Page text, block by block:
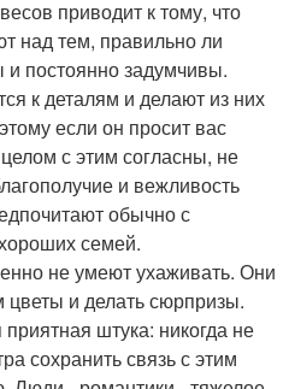
приводит к тому, что
над тем, правильно ли
постоянно задумчивы.
к деталям и делают из них
если он просит вас
с этим согласны, не
и вежливость
обычно с
семей.
не умеют ухаживать. Они
цветы и делать сюрпризы.
штука: никогда не
сохранить связь с этим